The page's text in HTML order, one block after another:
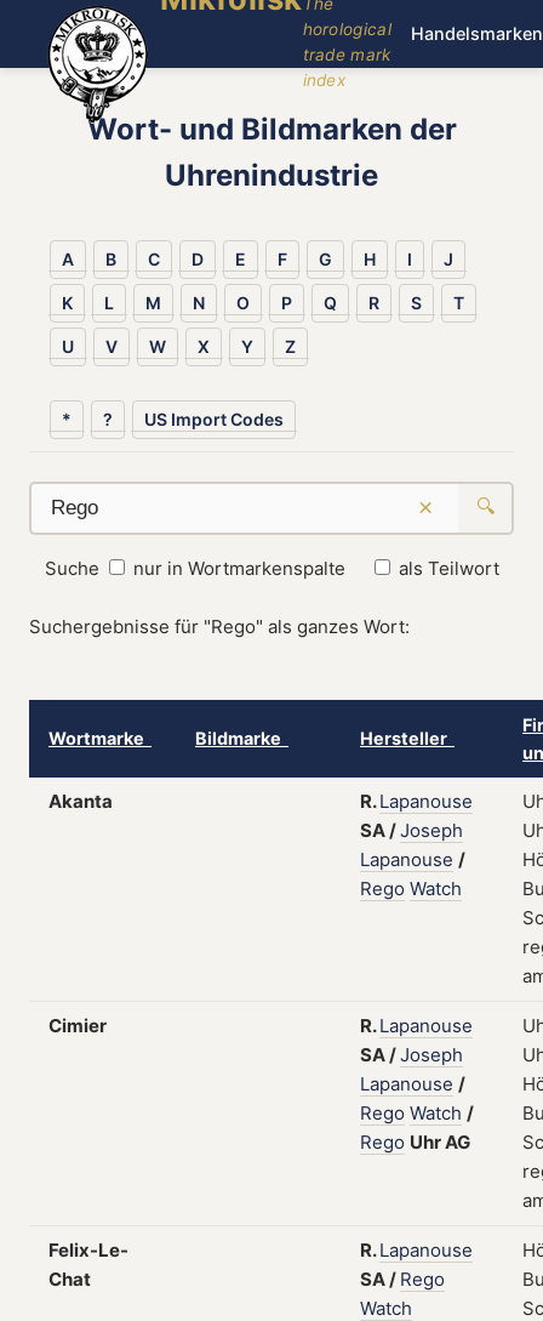
horological
trade mark
index
Handelsmarken
Wort- und Bildmarken der
Uhrenindustrie
A B C D E F G H I J
K L M N O P Q R S T
U V W X Y Z
* ? US Import Codes
× 🔍
Suche nur in Wortmarkenspalte als Teilwort
Suchergebnisse für "Rego" als ganzes Wort:
Wortmarke Bildmarke Hersteller
Akanta R.Lapanouse
SA/Joseph
Lapanouse /
Rego Watch
Cimier R.Lapanouse
SA/Joseph
Lapanouse /
Rego Watch /
Rego UhrAG
Felix-Le-
Chat
R.Lapanouse
SA/ Rego
Watch